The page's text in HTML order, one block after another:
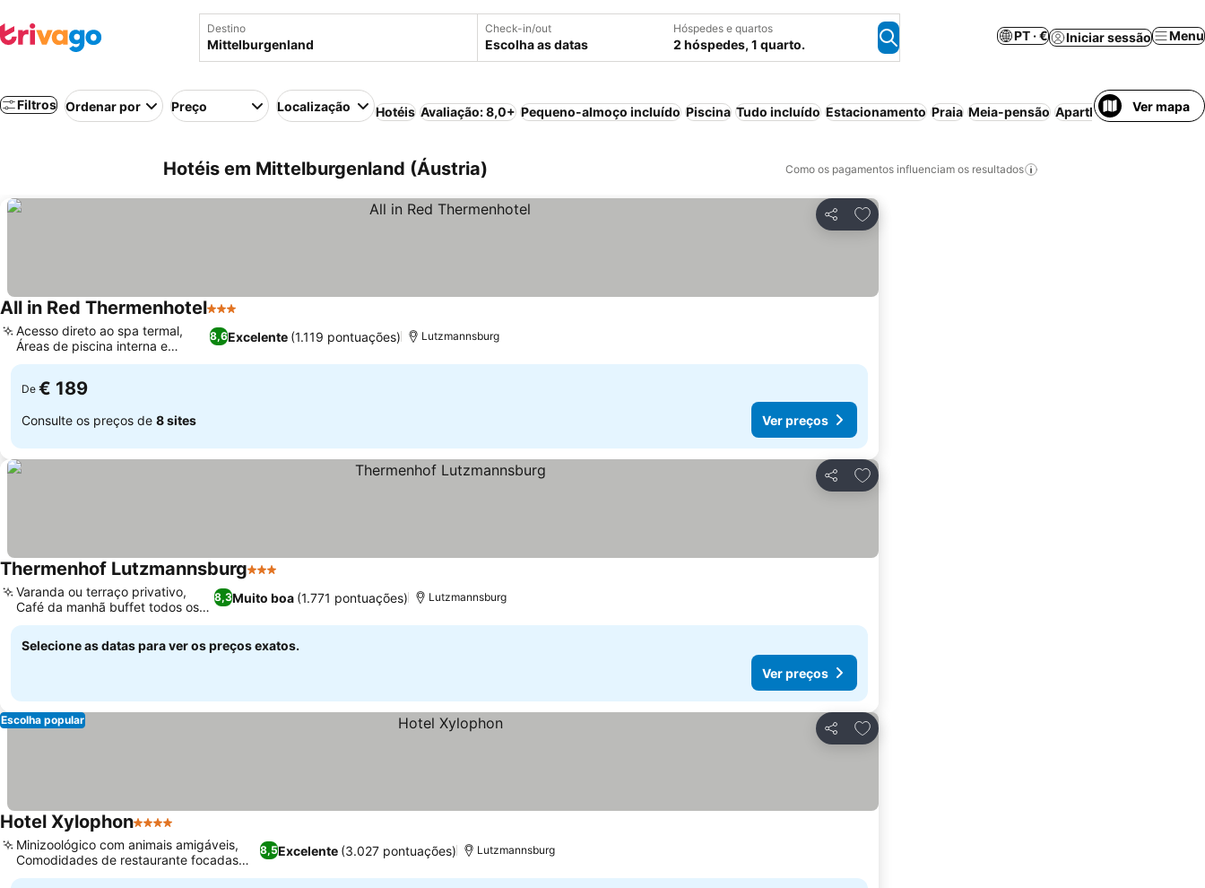
Destino Check-in/out
Escolha as datas
Hóspedes e quartos
2 hóspedes, 1 quarto.
PT · € Iniciar sessão Menu
Filtros Ordenar por Preço Localização Hotéis Avaliação: 8,0+ Pequeno-almoço incluído Piscina Tudo incluído Estacionamento Praia Meia-pensão Aparthotel Ver mapa
Hotéis em Mittelburgenland (Áustria) Como os pagamentos influenciam os resultados
Partilhar
Adicionar aos favoritos
All in Red Thermenhotel3 Estrelas
8,6Excelente (1.119 pontuações)
Acesso direto ao spa termal,
Áreas de piscina interna e
externa
Lutzmannsburg
De € 189
Consulte os preços de 8 sites Ver preços
Partilhar
Adicionar aos favoritos
Thermenhof Lutzmannsburg3 Estrelas
8,3Muito boa (1.771 pontuações)
Varanda ou terraço privativo,
Café da manhã buffet todos os
dias
Lutzmannsburg
Selecione as datas para ver os preços exatos.
Ver preços
Partilhar
Adicionar aos favoritos
Escolha popular
Hotel Xylophon4 Estrelas
8,5Excelente (3.027 pontuações)
Minizoológico com animais amigáveis,
Comodidades de restaurante focadas
nas crianças
Lutzmannsburg